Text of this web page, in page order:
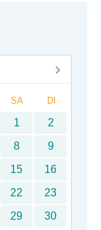
SA DI
1
2
8
9
15
16
22
23
29
30